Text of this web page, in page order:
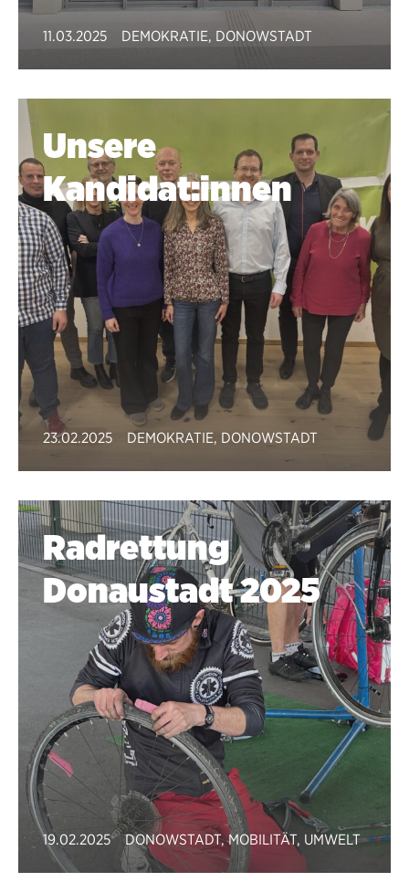
11.03.2025 DEMOKRATIE, DONOWSTADT
Unsere
Kandidat:innen
23.02.2025 DEMOKRATIE, DONOWSTADT
Radrettung
Donaustadt 2025
19.02.2025 DONOWSTADT,MOBILITÄT, UMWELT